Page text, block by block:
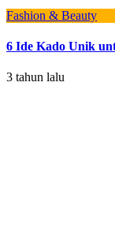
Fashion & Beauty
6 Ide Kado Unik
3 tahun lalu